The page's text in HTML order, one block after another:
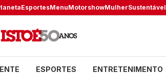
EsportesMenuMotorshowMulherSustentável
ESPORTES ENTRETENIMENTO